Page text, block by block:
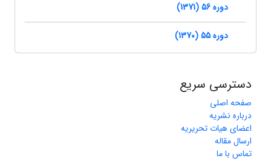
دوره 56 (1371)
دوره 55 (1370)
دسترسی سریع
صفحه اصلی
درباره نشریه
اعضای هیات تحریریه
ارسال مقاله
تماس با ما